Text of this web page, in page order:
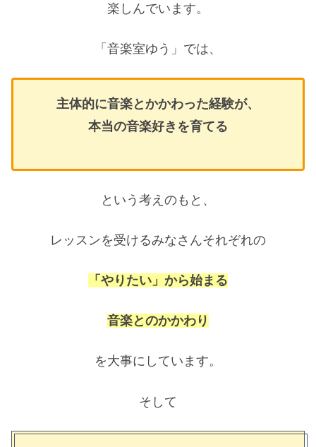
楽しんでいます。
「音楽室ゆう」では、
主体的に音楽とかかわった経験が、
本当の音楽好きを育てる
という考えのもと、
レッスンを受けるみなさんそれぞれの
「やりたい」から始まる
音楽とのかかわり
を大事にしています。
そして